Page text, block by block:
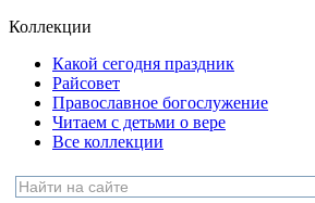
Коллекции
Какой сегодня праздник
Райсовет
Православное богослужение
Читаем с детьми о вере
Все коллекции